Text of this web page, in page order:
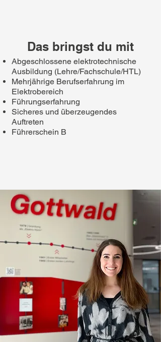
Das bringst du mit
Abgeschlossene elektrotechnische
Ausbildung (Lehre/Fachschule/HTL)
Mehrjährige Berufserfahrung im
Elektrobereich
Führungserfahrung
Sicheres und überzeugendes
Auftreten
Führerschein B